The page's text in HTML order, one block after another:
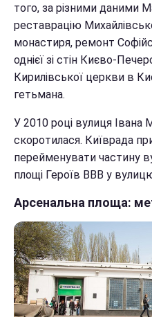
того, за різними даними
реставрацію
монастиря, ремонт
однієї зі стін Києво-
Кирилівської церкви в
гетьмана.
У 2010 році вулиця Івана
скоротилася. Київрада
перейменувати частину
площі Героїв ВВВ у
Арсенальна площа: